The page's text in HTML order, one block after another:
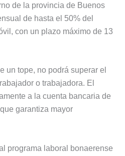
de la provincia de Buenos
de hasta el 50% del
con un plazo máximo de 13
un tope, no podrá superar el
o trabajadora. El
a la cuenta bancaria de
garantiza mayor
programa laboral bonaerense